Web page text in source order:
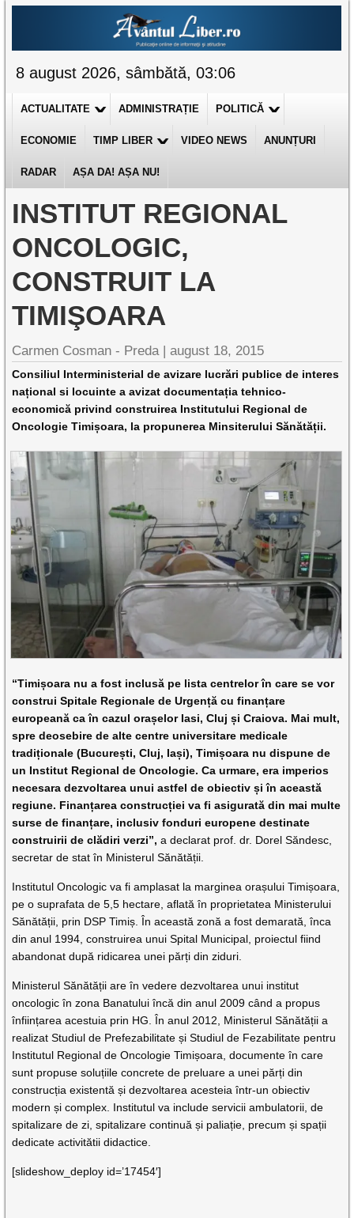
8 august 2026, sâmbătă, 03:06
ACTUALITATE ADMINISTRAȚIE POLITICĂ
ECONOMIE TIMP LIBER VIDEO NEWS ANUNȚURI
RADAR AȘA DA! AȘA NU!
INSTITUT REGIONAL
ONCOLOGIC,
CONSTRUIT LA
TIMIŞOARA
Carmen Cosman - Preda |august 18, 2015
Consiliul Interministerial de avizare lucrări publice de interes
național si locuinte a avizat documentația tehnico-
economică privind construirea Institutului Regional de
Oncologie Timișoara, la propunerea Minsiterului Sănătății.
“Timișoara nu a fost inclusă pe lista centrelor în care se vor
construi Spitale Regionale de Urgență cu finanțare
europeană ca în cazul orașelor Iasi, Cluj și Craiova. Mai mult,
spre deosebire de alte centre universitare medicale
tradiționale (București, Cluj, Iași), Timișoara nu dispune de
un Institut Regional de Oncologie. Ca urmare, era imperios
necesara dezvoltarea unui astfel de obiectiv și în această
regiune. Finanțarea construcției va fi asigurată din mai multe
surse de finanțare, inclusiv fonduri europene destinate
construirii de clădiri verzi”, a declarat prof. dr. Dorel Săndesc,
secretar de stat în Ministerul Sănătății.
Institutul Oncologic va fi amplasat la marginea orașului Timișoara,
pe o suprafata de 5,5 hectare, aflată în proprietatea Ministerului
Sănătății, prin DSP Timiș. În această zonă a fost demarată, înca
din anul 1994, construirea unui Spital Municipal, proiectul fiind
abandonat după ridicarea unei părți din ziduri.
Ministerul Sănătății are în vedere dezvoltarea unui institut
oncologic în zona Banatului încă din anul 2009 când a propus
înființarea acestuia prin HG. În anul 2012, Ministerul Sănătății a
realizat Studiul de Prefezabilitate și Studiul de Fezabilitate pentru
Institutul Regional de Oncologie Timișoara, documente în care
sunt propuse soluțiile concrete de preluare a unei părți din
construcția existentă și dezvoltarea acesteia într-un obiectiv
modern și complex. Institutul va include servicii ambulatorii, de
spitalizare de zi, spitalizare continuă și paliație, precum și spații
dedicate activitătii didactice.
[slideshow_deploy id=’17454′]